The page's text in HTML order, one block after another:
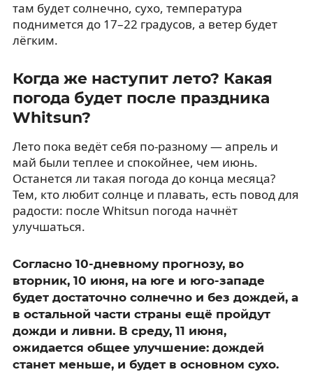
там будет солнечно, сухо, температура
поднимется до 17–22 градусов, а ветер будет
лёгким.
Когда же наступит лето? Какая
погода будет после праздника
Whitsun?
Лето пока ведёт себя по-разному — апрель и
май были теплее и спокойнее, чем июнь.
Останется ли такая погода до конца месяца?
Тем, кто любит солнце и плавать, есть повод для
радости: после Whitsun погода начнёт
улучшаться.
Согласно 10-дневному прогнозу, во
вторник, 10 июня, на юге и юго-западе
будет достаточно солнечно и без дождей, а
в остальной части страны ещё пройдут
дожди и ливни. В среду, 11 июня,
ожидается общее улучшение: дождей
станет меньше, и будет в основном сухо.